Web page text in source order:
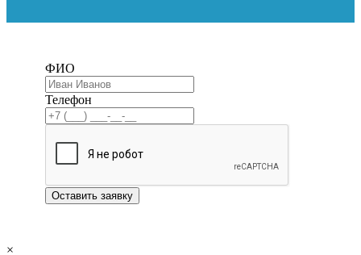
ФИО
Телефон
Оставить заявку
×